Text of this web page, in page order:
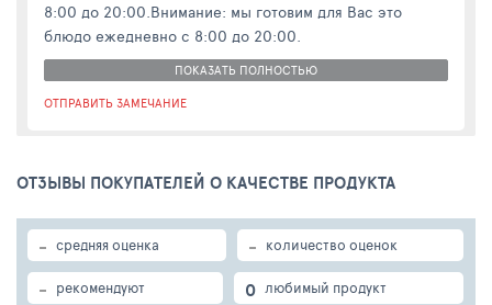
8:00 до 20:00.Внимание: мы готовим для Вас это
блюдо ежедневно с 8:00 до 20:00.
ПОКАЗАТЬ ПОЛНОСТЬЮ
ОТПРАВИТЬ ЗАМЕЧАНИЕ
ОТЗЫВЫ ПОКУПАТЕЛЕЙ О КАЧЕСТВЕ ПРОДУКТА
- средняя оценка - количество оценок
- рекомендуют 0 любимый продукт